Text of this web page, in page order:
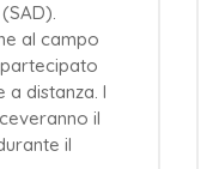
al campo
a distanza. I
il
il